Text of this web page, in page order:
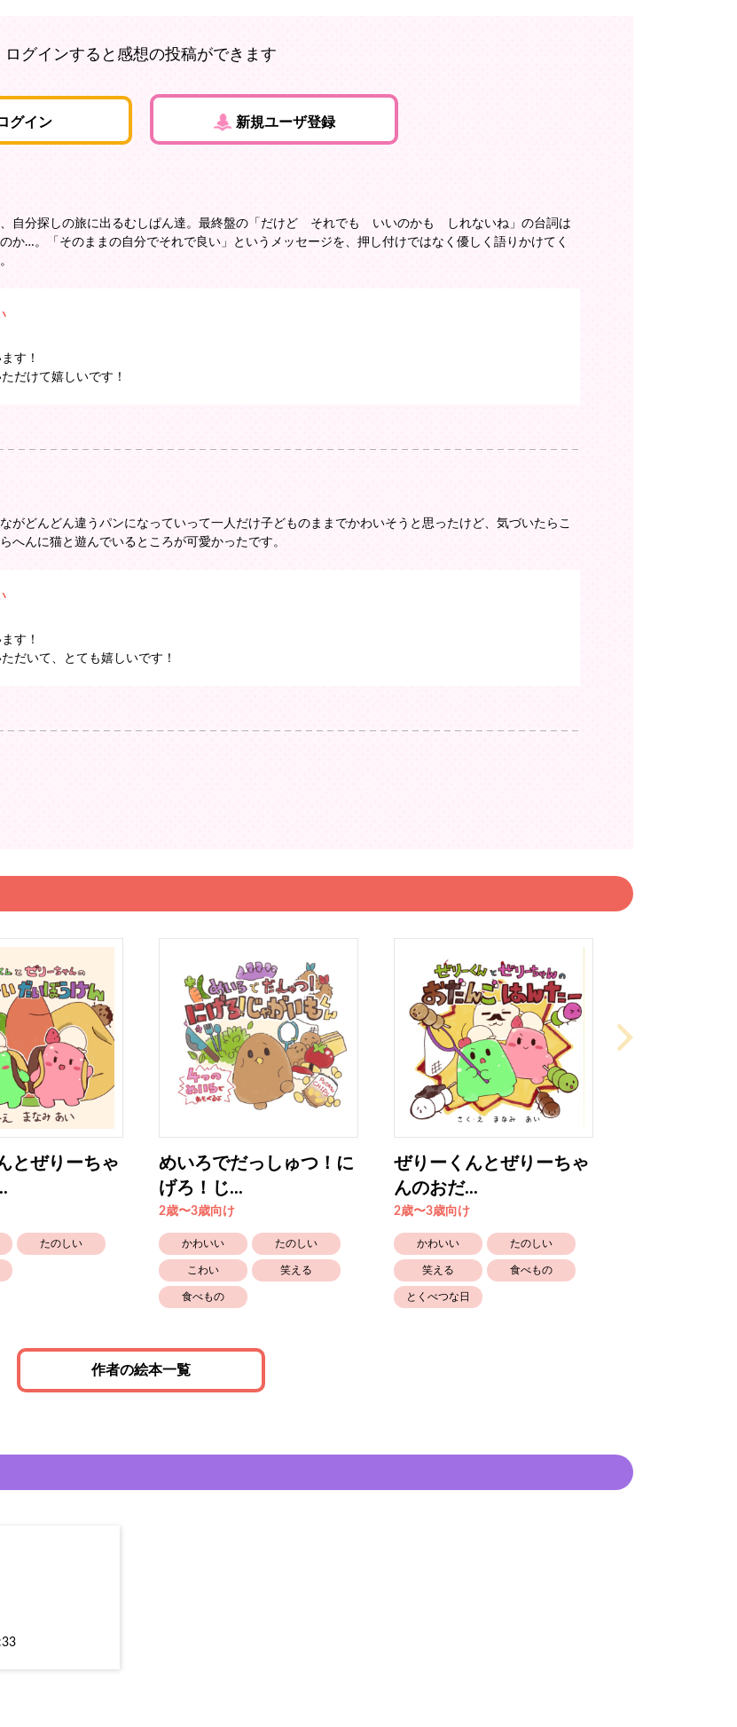
ログインすると感想の投稿ができます
グイン 新規ユーザ登録
、自分探しの旅に出るむしぱん達。最終盤の「だけど それでも いいのかも しれないね」の台詞は
か…。「そのままの自分でそれで良い」というメッセージを、押し付けではなく優しく語りかけてく
す！
だけて嬉しいです！
がどんどん違うパンになっていって一人だけ子どものままでかわいそうと思ったけど、気づいたらこ
へんに猫と遊んでいるところが可愛かったです。
す！
だいて、とても嬉しいです！
とぜりーちゃ
たのしい
めいろでだっしゅつ！に
げろ！じ...
2歳〜3歳向け
かわいい たのしい
こわい 笑える
食べもの
ぜりーくんとぜりーちゃ
んのおだ...
2歳〜3歳向け
かわいい たのしい
笑える 食べもの
とくべつな日
作者の絵本一覧